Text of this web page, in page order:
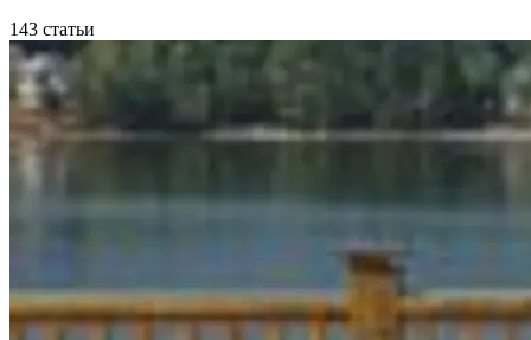
143 статьи